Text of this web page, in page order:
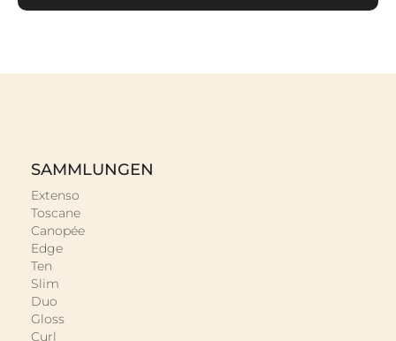
SAMMLUNGEN
Extenso
Toscane
Canopée
Edge
Ten
Slim
Duo
Gloss
Curl